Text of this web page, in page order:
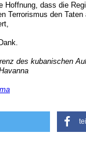
Hoffnung, dass die
Terrorismus den
des kubanischen